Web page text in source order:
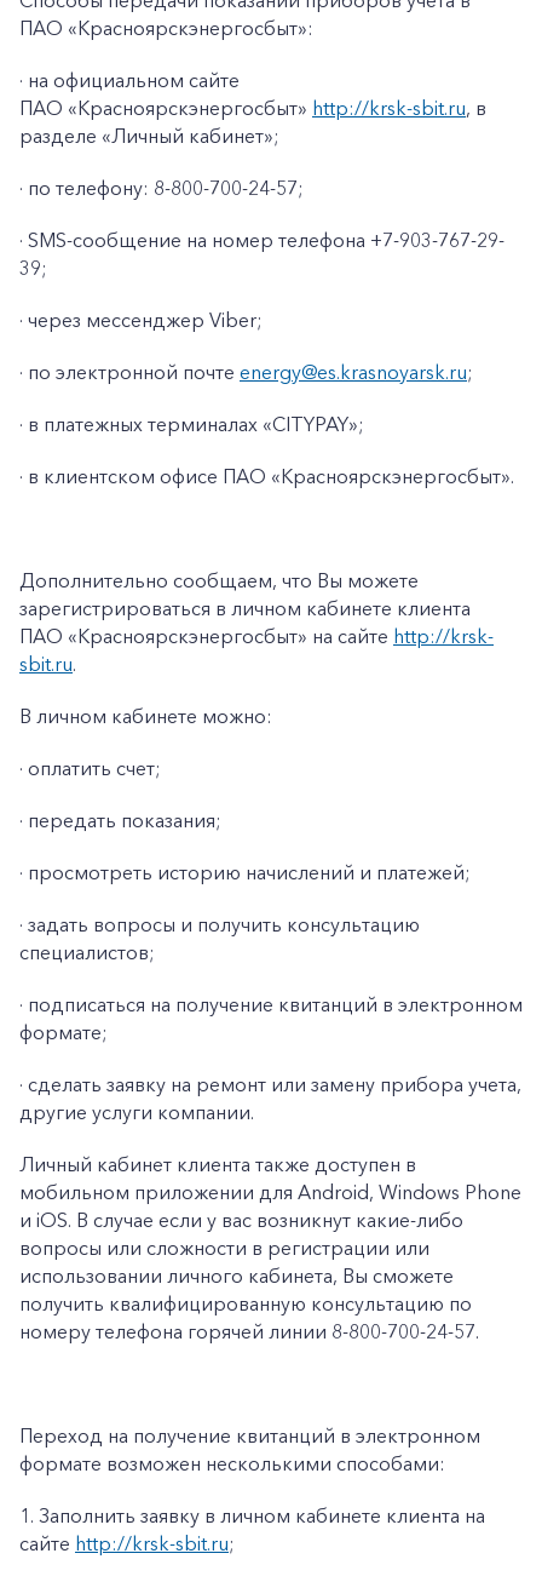
+7-800-700-24-57
Заказать обратный звонок
Частным клиентам
Корпоративным клиентам
ПАО «Красноярскэнергосбыт»:
· на официальном сайте
ПАО «Красноярскэнергосбыт» http://krsk-sbit.ru, в
разделе «Личный кабинет»;
· по телефону: 8-800-700-24-57;
· SMS-сообщение на номер телефона +7-903-767-29-
39;
· через мессенджер Viber;
· по электронной почте energy@es.krasnoyarsk.ru;
· в платежных терминалах «CITYPAY»;
· в клиентском офисе ПАО «Красноярскэнергосбыт».
Дополнительно сообщаем, что Вы можете
зарегистрироваться в личном кабинете клиента
ПАО «Красноярскэнергосбыт» на сайте http://krsk-
sbit.ru.
В личном кабинете можно:
· оплатить счет;
· передать показания;
· просмотреть историю начислений и платежей;
· задать вопросы и получить консультацию
специалистов;
· подписаться на получение квитанций в электронном
формате;
· сделать заявку на ремонт или замену прибора учета,
другие услуги компании.
Личный кабинет клиента также доступен в
мобильном приложении для Android, Windows Phone
и iOS. В случае если у вас возникнут какие-либо
вопросы или сложности в регистрации или
использовании личного кабинета, Вы сможете
получить квалифицированную консультацию по
номеру телефона горячей линии 8-800-700-24-57.
Переход на получение квитанций в электронном
формате возможен несколькими способами:
1. Заполнить заявку в личном кабинете клиента на
сайте http://krsk-sbit.ru;